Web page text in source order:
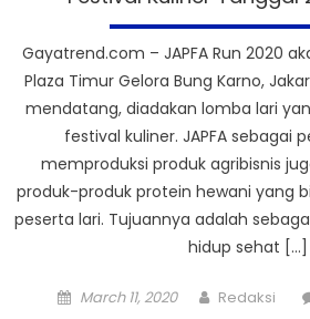
Gayatrend.com – JAPFA Run 2020
Plaza Timur Gelora Bung Karno,
mendatang, diadakan lomba lari
festival kuliner. JAPFA sebagai
memproduksi produk agribisnis
produk-produk protein hewani yang
peserta lari. Tujuannya adalah
hidup sehat […]
Posted
March 11, 2020 Author
Redaksi